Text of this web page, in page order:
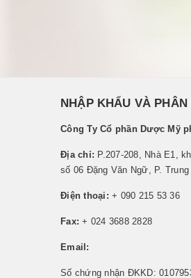
NHẬP KHẨU VÀ PHÂN
Công Ty Cổ phần Dược Mỹ
Địa chỉ: P.207-208, Nhà E1,
số 06 Đặng Văn Ngữ, P.
Điện thoại: + 090 215 53 36
Fax: + 024 3688 2828
Email:
Số chứng nhận ĐKKD: